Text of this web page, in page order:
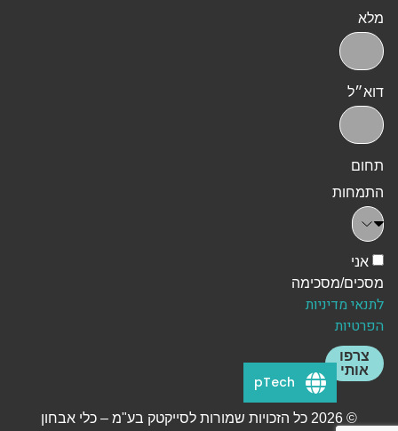
מלא
דוא״ל
תחום
התמחות
אני
מסכים/מסכימה
לתנאי מדיניות
הפרטיות
צרפו
אותי
© 2026 כל הזכויות שמורות לסייקטק בע"מ – כלי אבחון
pTech